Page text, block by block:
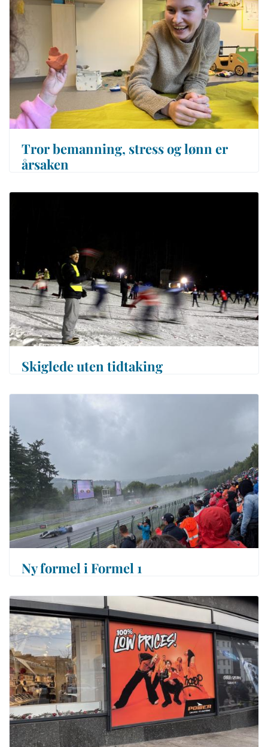
Tror bemanning, stress og lønn er
årsaken
Skiglede uten tidtaking
Ny formel i Formel 1